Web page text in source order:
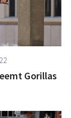
Gorillas